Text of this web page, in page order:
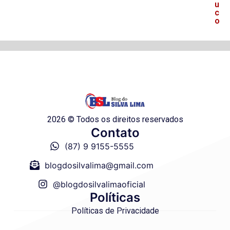
u
c
o
2026 © Todos os direitos reservados
Contato
(87) 9 9155-5555
blogdosilvalima@gmail.com
@blogdosilvalimaoficial
Políticas
Políticas de Privacidade